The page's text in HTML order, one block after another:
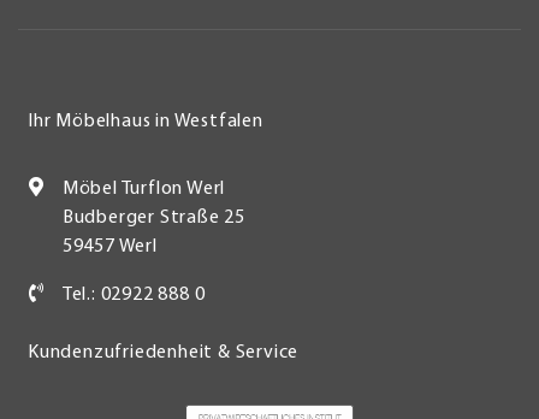
Ihr Möbelhaus in Westfalen
Möbel Turflon Werl
Budberger Straße 25
59457 Werl
Tel.: 02922 888 0
Kundenzufriedenheit & Service